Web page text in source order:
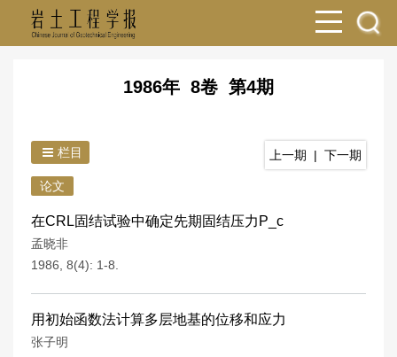
1986年 8卷 第4期
栏目 上一期 | 下一期
论文
在CRL固结试验中确定先期固结压力P_c
孟晓非
1986, 8(4): 1-8.
用初始函数法计算多层地基的位移和应力
张子明